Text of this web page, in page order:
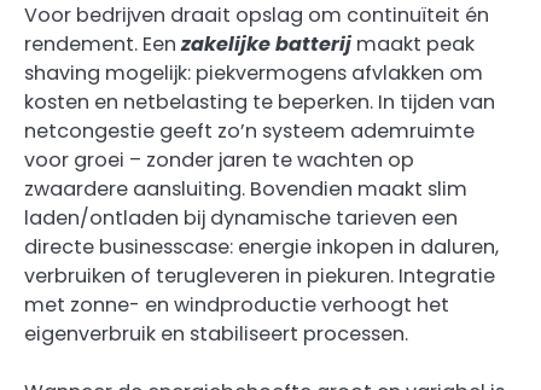
Voor bedrijven draait opslag om continuïteit én
rendement. Eenzakelijke batterij maakt peak
shaving mogelijk: piekvermogens afvlakken om
kosten en netbelasting te beperken. In tijden van
netcongestie geeft zo’n systeem ademruimte
voor groei – zonder jaren te wachten op
zwaardere aansluiting. Bovendien maakt slim
laden/ontladen bij dynamische tarieven een
directe businesscase: energie inkopen in daluren,
verbruiken of terugleveren in piekuren. Integratie
met zonne- en windproductie verhoogt het
eigenverbruik en stabiliseert processen.